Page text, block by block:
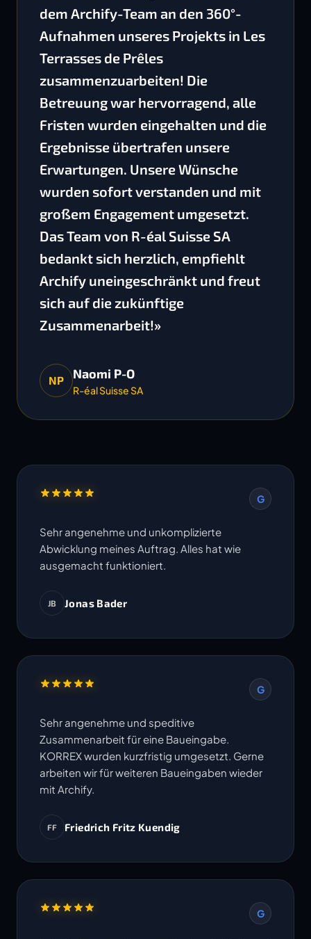
dem Archify-Team an den 360°-
Aufnahmen unseres Projekts in Les
Terrasses de Prêles
zusammenzuarbeiten! Die
Betreuung war hervorragend, alle
Fristen wurden eingehalten und die
Ergebnisse übertrafen unsere
Erwartungen. Unsere Wünsche
wurden sofort verstanden und mit
großem Engagement umgesetzt.
Das Team von R-éal Suisse SA
bedankt sich herzlich, empfiehlt
Archify uneingeschränkt und freut
sich auf die zukünftige
Zusammenarbeit!»
NP Naomi P-O
R-éal Suisse SA
G
Sehr angenehme und unkomplizierte
Abwicklung meines Auftrag. Alles hat wie
ausgemacht funktioniert.
JB Jonas Bader
G
Sehr angenehme und speditive
Zusammenarbeit für eine Baueingabe.
KORREX wurden kurzfristig umgesetzt. Gerne
arbeiten wir für weiteren Baueingaben wieder
mit Archify.
FF Friedrich Fritz Kuendig
G